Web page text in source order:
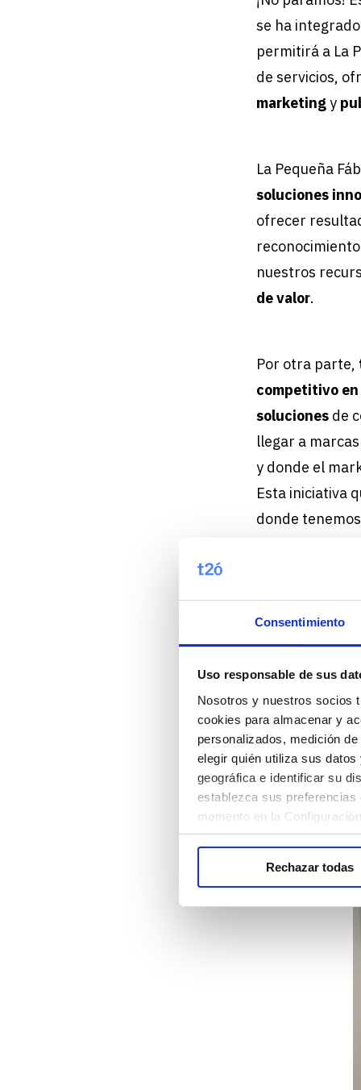
Consentimiento
Uso responsable de sus
Nosotros y nuestros socios
cookies para almacenar y
personalizados, medición
elegir quién utiliza sus
geográfica e identificar su
establezca sus preferencias
momento en la
Rechazar todas
se ha
permitirá a La
de servicios,
marketingy
La Pequeña
soluciones
ofrecer
nuestros
de valor.
Por otra parte,
competitivo en
solucionesde
llegar a
y donde el
Esta iniciativa
donde